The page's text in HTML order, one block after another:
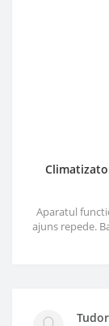
Aparatul
ajuns repede.